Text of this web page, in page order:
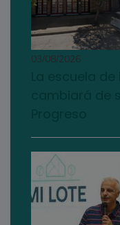
03/08/2026